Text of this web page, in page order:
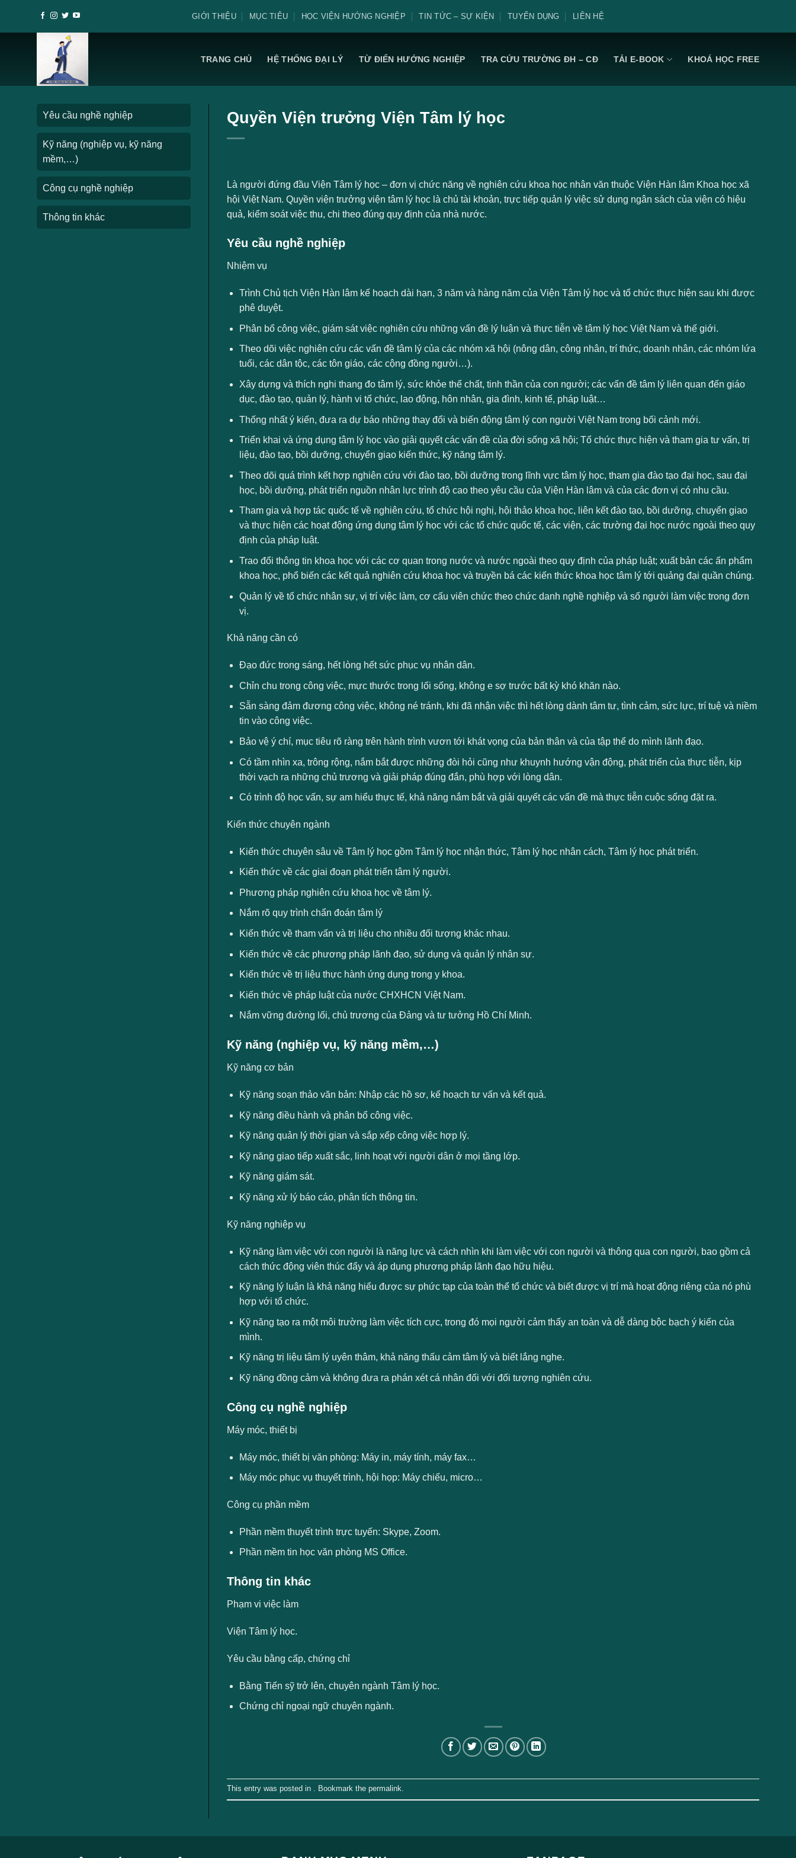
GIỚI THIỆU MỤC TIÊU HỌC VIỆN HƯỚNG NGHIỆP TIN TỨC – SỰ KIỆN TUYỂN DỤNG LIÊN HỆ
TRANG CHỦ HỆ THỐNG ĐẠI LÝ TỪ ĐIỂN HƯỚNG NGHIỆP TRA CỨU TRƯỜNG ĐH – CĐ TẢI E-BOOK KHOÁ HỌC FREE
Yêu cầu nghề nghiệp
Kỹ năng (nghiệp vụ, kỹ năng
mềm,…)
Công cụ nghề nghiệp
Thông tin khác
Quyền Viện trưởng Viện Tâm lý học
Là người đứng đầu Viện Tâm lý học – đơn vị chức năng về nghiên cứu khoa học nhân văn thuộc Viện Hàn lâm Khoa học xã
hội Việt Nam. Quyền viện trưởng viện tâm lý học là chủ tài khoản, trực tiếp quản lý việc sử dụng ngân sách của viện có hiệu
quả, kiểm soát việc thu, chi theo đúng quy định của nhà nước.
Yêu cầu nghề nghiệp
Nhiệm vụ
Trình Chủ tịch Viện Hàn lâm kế hoạch dài hạn, 3 năm và hàng năm của Viện Tâm lý học và tổ chức thực hiện sau khi được
phê duyệt.
Phân bổ công việc, giám sát việc nghiên cứu những vấn đề lý luận và thực tiễn về tâm lý học Việt Nam và thế giới.
Theo dõi việc nghiên cứu các vấn đề tâm lý của các nhóm xã hội (nông dân, công nhân, trí thức, doanh nhân, các nhóm lứa
tuổi, các dân tộc, các tôn giáo, các cộng đồng người…).
Xây dựng và thích nghi thang đo tâm lý, sức khỏe thể chất, tinh thần của con người; các vấn đề tâm lý liên quan đến giáo
dục, đào tạo, quản lý, hành vi tổ chức, lao động, hôn nhân, gia đình, kinh tế, pháp luật…
Thống nhất ý kiến, đưa ra dự báo những thay đổi và biến động tâm lý con người Việt Nam trong bối cảnh mới.
Triển khai và ứng dụng tâm lý học vào giải quyết các vấn đề của đời sống xã hội; Tổ chức thực hiện và tham gia tư vấn, trị
liệu, đào tạo, bồi dưỡng, chuyển giao kiến thức, kỹ năng tâm lý.
Theo dõi quá trình kết hợp nghiên cứu với đào tạo, bồi dưỡng trong lĩnh vực tâm lý học, tham gia đào tạo đại học, sau đại
học, bồi dưỡng, phát triển nguồn nhân lực trình độ cao theo yêu cầu của Viện Hàn lâm và của các đơn vị có nhu cầu.
Tham gia và hợp tác quốc tế về nghiên cứu, tổ chức hội nghị, hội thảo khoa học, liên kết đào tạo, bồi dưỡng, chuyển giao
và thực hiện các hoạt động ứng dụng tâm lý học với các tổ chức quốc tế, các viện, các trường đại học nước ngoài theo quy
định của pháp luật.
Trao đổi thông tin khoa học với các cơ quan trong nước và nước ngoài theo quy định của pháp luật; xuất bản các ấn phẩm
khoa học, phổ biến các kết quả nghiên cứu khoa học và truyền bá các kiến thức khoa học tâm lý tới quảng đại quần chúng.
Quản lý về tổ chức nhân sự, vị trí việc làm, cơ cấu viên chức theo chức danh nghề nghiệp và số người làm việc trong đơn
vị.
Khả năng cần có
Đạo đức trong sáng, hết lòng hết sức phục vụ nhân dân.
Chỉn chu trong công việc, mực thước trong lối sống, không e sợ trước bất kỳ khó khăn nào.
Sẵn sàng đảm đương công việc, không né tránh, khi đã nhận việc thì hết lòng dành tâm tư, tình cảm, sức lực, trí tuệ và niềm
tin vào công việc.
Bảo vệ ý chí, mục tiêu rõ ràng trên hành trình vươn tới khát vọng của bản thân và của tập thể do mình lãnh đạo.
Có tầm nhìn xa, trông rộng, nắm bắt được những đòi hỏi cũng như khuynh hướng vận động, phát triển của thực tiễn, kịp
thời vạch ra những chủ trương và giải pháp đúng đắn, phù hợp với lòng dân.
Có trình độ học vấn, sự am hiểu thực tế, khả năng nắm bắt và giải quyết các vấn đề mà thực tiễn cuộc sống đặt ra.
Kiến thức chuyên ngành
Kiến thức chuyên sâu về Tâm lý học gồm Tâm lý học nhận thức, Tâm lý học nhân cách, Tâm lý học phát triển.
Kiến thức về các giai đoạn phát triển tâm lý người.
Phương pháp nghiên cứu khoa học về tâm lý.
Nắm rõ quy trình chẩn đoán tâm lý
Kiến thức về tham vấn và trị liệu cho nhiều đối tượng khác nhau.
Kiến thức về các phương pháp lãnh đạo, sử dụng và quản lý nhân sự.
Kiến thức về trị liệu thực hành ứng dụng trong y khoa.
Kiến thức về pháp luật của nước CHXHCN Việt Nam.
Nắm vững đường lối, chủ trương của Đảng và tư tưởng Hồ Chí Minh.
Kỹ năng (nghiệp vụ, kỹ năng mềm,…)
Kỹ năng cơ bản
Kỹ năng soạn thảo văn bản: Nhập các hồ sơ, kế hoạch tư vấn và kết quả.
Kỹ năng điều hành và phân bổ công việc.
Kỹ năng quản lý thời gian và sắp xếp công việc hợp lý.
Kỹ năng giao tiếp xuất sắc, linh hoạt với người dân ở mọi tầng lớp.
Kỹ năng giám sát.
Kỹ năng xử lý báo cáo, phân tích thông tin.
Kỹ năng nghiệp vụ
Kỹ năng làm việc với con người là năng lực và cách nhìn khi làm việc với con người và thông qua con người, bao gồm cả
cách thức động viên thúc đẩy và áp dụng phương pháp lãnh đạo hữu hiệu.
Kỹ năng lý luận là khả năng hiểu được sự phức tạp của toàn thể tổ chức và biết được vị trí mà hoạt động riêng của nó phù
hợp với tổ chức.
Kỹ năng tạo ra một môi trường làm việc tích cực, trong đó mọi người cảm thấy an toàn và dễ dàng bộc bạch ý kiến của
mình.
Kỹ năng trị liệu tâm lý uyên thâm, khả năng thấu cảm tâm lý và biết lắng nghe.
Kỹ năng đồng cảm và không đưa ra phán xét cá nhân đối với đối tượng nghiên cứu.
Công cụ nghề nghiệp
Máy móc, thiết bị
Máy móc, thiết bị văn phòng: Máy in, máy tính, máy fax…
Máy móc phục vụ thuyết trình, hội họp: Máy chiếu, micro…
Công cụ phần mềm
Phần mềm thuyết trình trực tuyến: Skype, Zoom.
Phần mềm tin học văn phòng MS Office.
Thông tin khác
Phạm vi việc làm
Viện Tâm lý học.
Yêu cầu bằng cấp, chứng chỉ
Bằng Tiến sỹ trở lên, chuyên ngành Tâm lý học.
Chứng chỉ ngoại ngữ chuyên ngành.
This entry was posted in . Bookmark the permalink.